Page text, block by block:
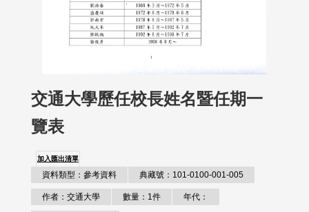
交通大學歷任校長姓名暨任期一
覽表
加入匯出清單
資料類型：參考資料 典藏號：101-0100-001-005
作者：交通大學 數量：1件 年代：